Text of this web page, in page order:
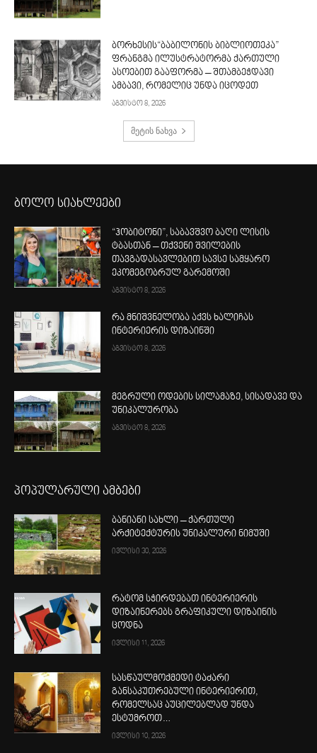
ბორხესის“ბაბილონის ბიბლიოთეკა”
ფრანგმა ილუსტრატორმა ქართული
ასოებით გააფორმა – შთამბეჭდავი
ამბავი, რომელიც უნდა იცოდეთ
აგვისტო 8, 2026
მეტის ნახვა
ბოლო სიახლეები
“ჰობიტონი”, საბავშვო ბაღი ლისის
ტბასთან – თქვენი შვილების
თავგადასავლებით სავსე სამყარო
ეკომეგობრულ გარემოში
აგვისტო 8, 2026
რა მნიშვნელობა აქვს ხალიჩას
ინტერიერის დიზაინში
აგვისტო 8, 2026
მეგრული ოდების სილამაზე, სისადავე და
უნიკალურობა
აგვისტო 8, 2026
პოპულარული ამბები
ბანიანი სახლი – ქართული
არქიტექტურის უნიკალური ნიმუში
ივლისი 30, 2026
რატომ სჭირდებათ ინტერიერის
დიზაინერებს გრაფიკული დიზაინის
ცოდნა
ივლისი 11, 2026
სასწაულმოქმედი ტაძარი
განსაკუთრებული ინტერიერით,
რომელსაც აუცილებლად უნდა
ესტუმროთ…
ივლისი 10, 2026